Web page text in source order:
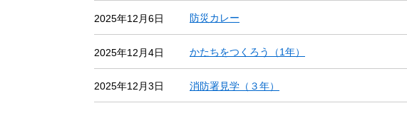
2025年12月6日 防災カレー
2025年12月4日 かたちをつくろう（1年）
2025年12月3日 消防署見学（３年）